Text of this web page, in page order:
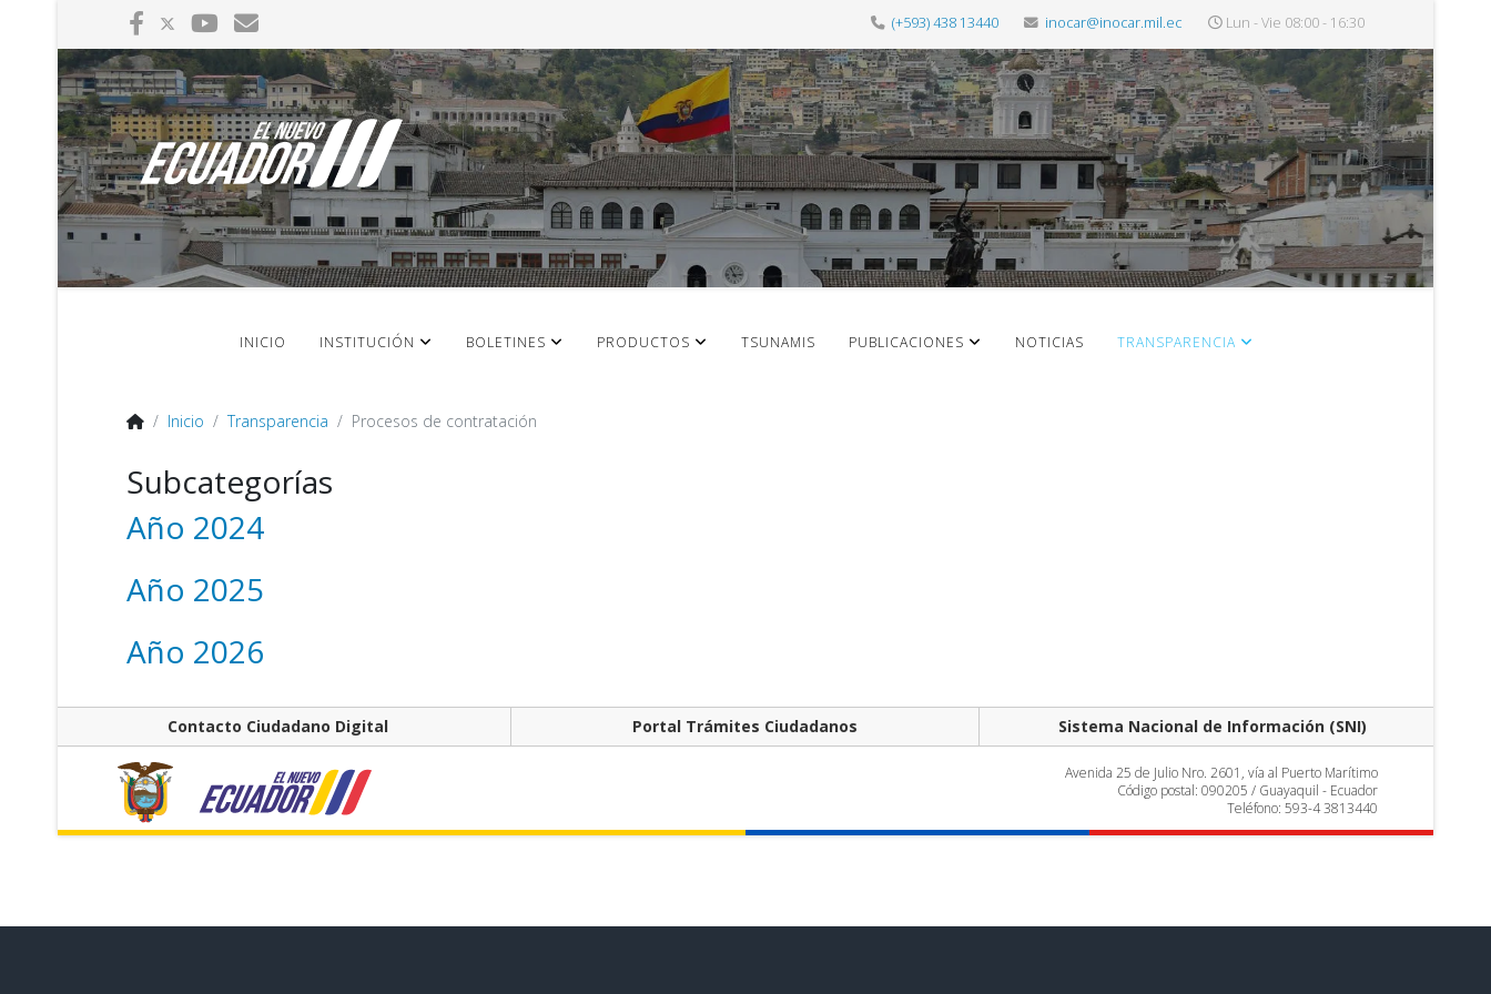
(+593) 438 13440 inocar@inocar.mil.ec Lun - Vie 08:00 - 16:30
INICIO INSTITUCIÓN BOLETINES PRODUCTOS TSUNAMIS PUBLICACIONES NOTICIAS TRANSPARENCIA
Inicio Transparencia Procesos de contratación
Subcategorías
Año 2024
Año 2025
Año 2026
Contacto Ciudadano Digital Portal Trámites Ciudadanos Sistema Nacional de Información (SNI)
Avenida 25 de Julio Nro. 2601, vía al Puerto Marítimo
Código postal: 090205 / Guayaquil - Ecuador
Teléfono: 593-4 3813440